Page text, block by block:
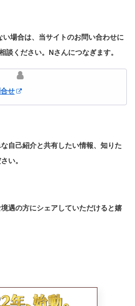
場合は、当サイトのお問い合わせに
談ください。Nさんにつなぎます。
せ
自己紹介と共有したい情報、知りた
い。
遇の方にシェアしていただけると嬉